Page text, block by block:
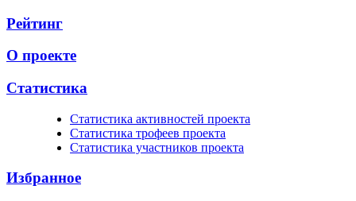
Рейтинг
О проекте
Статистика
Cтатистика активностей проекта
Cтатистика трофеев проекта
Cтатистика участников проекта
Избранное